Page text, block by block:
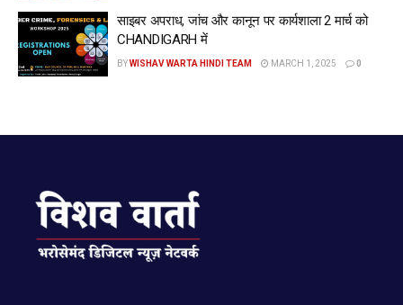
साइबर अपराध, जांच और कानून पर कार्यशाला 2 मार्च को
CHANDIGARH में
BYWISHAV WARTA HINDI TEAM MARCH 1, 2025 0